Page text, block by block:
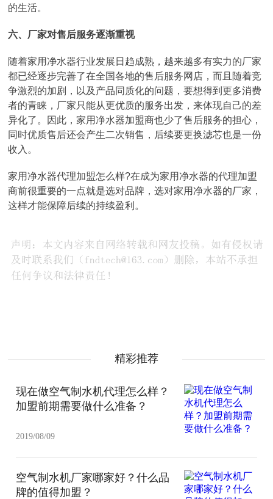
的生活。
六、厂家对售后服务逐渐重视
随着家用净水器行业发展日趋成熟，越来越多有实力的厂家
都已经逐步完善了在全国各地的售后服务网店，而且随着竞
争激烈的加剧，以及产品同质化的问题，要想得到更多消费
者的青睐，厂家只能从更优质的服务出发，来体现自己的差
异化了。因此，家用净水器加盟商也少了售后服务的担心，
同时优质售后还会产生二次销售，后续要更换滤芯也是一份
收入。
家用净水器代理加盟怎么样?在成为家用净水器的代理加盟
商前很重要的一点就是选对品牌，选对家用净水器的厂家，
这样才能保障后续的持续盈利。
精彩推荐
现在做空气制水机代理怎么样？
加盟前期需要做什么准备？
2019/08/09
空气制水机厂家哪家好？什么品
牌的值得加盟？